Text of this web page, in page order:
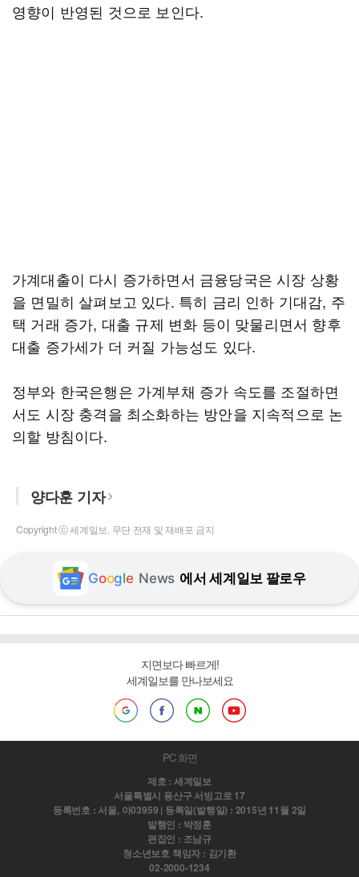
영향이 반영된 것으로 보인다.
가계대출이 다시 증가하면서 금융당국은 시장 상황
을 면밀히 살펴보고 있다. 특히 금리 인하 기대감, 주
택 거래 증가, 대출 규제 변화 등이 맞물리면서 향후
대출 증가세가 더 커질 가능성도 있다.
정부와 한국은행은 가계부채 증가 속도를 조절하면
서도 시장 충격을 최소화하는 방안을 지속적으로 논
의할 방침이다.
양다훈 기자
Copyright ⓒ 세계일보. 무단 전재 및 재배포 금지
Google News 에서 세계일보 팔로우
지면보다 빠르게!
세계일보를 만나보세요
PC 화면
제호 : 세계일보
서울특별시 용산구 서빙고로 17
등록번호 : 서울, 아03959 | 등록일(발행일) : 2015년 11월 2일
발행인 : 박정훈
편집인 : 조남규
청소년보호 책임자 : 김기환
02-2000-1234